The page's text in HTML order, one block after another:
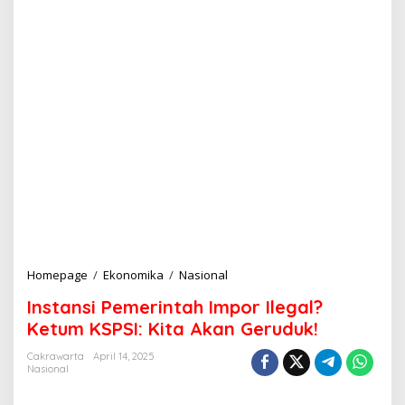
Homepage / Ekonomika / Nasional
s
t
a
Instansi Pemerintah Impor Ilegal?
Ketum KSPSI: Kita Akan Geruduk!
Cakrawarta
April 14, 2025
Nasional